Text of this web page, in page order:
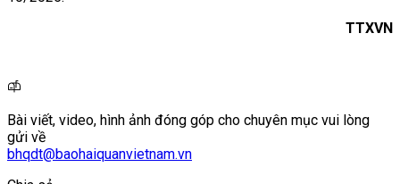
TTXVN
Bài viết, video, hình ảnh đóng góp cho chuyên mục vui lòng
gửi về
bhqdt@baohaiquanvietnam.vn